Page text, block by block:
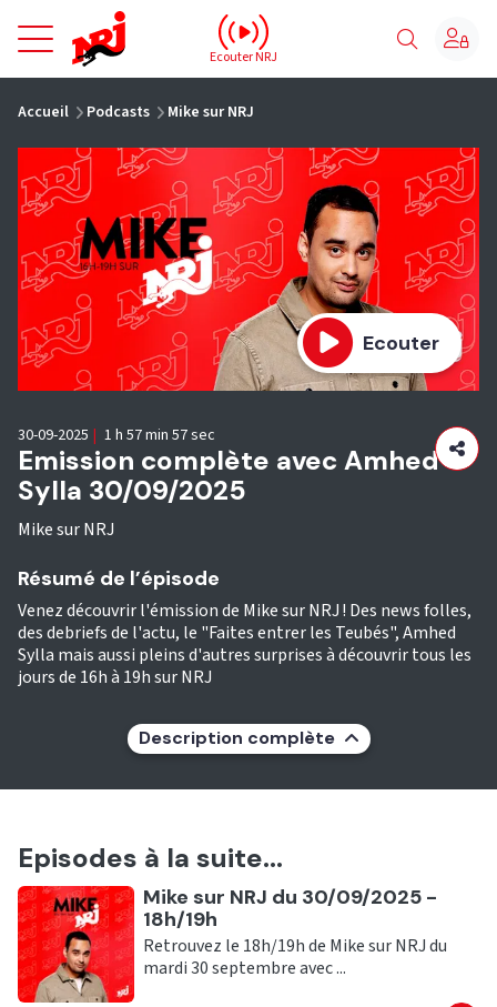
NRJ - Accueil
Ecouter NRJ
Accueil Podcasts Mike sur NRJ
Ecouter
Emission complète avec Amhed
Sylla 30/09/2025
Mike sur NRJ
30-09-2025 | 1 h 57 min 57 sec
Résumé de l’épisode
Venez découvrir l'émission de Mike sur NRJ ! Des news folles,
des debriefs de l'actu, le "Faites entrer les Teubés", Amhed
Sylla mais aussi pleins d'autres surprises à découvrir tous les
jours de 16h à 19h sur NRJ
Description complète
Episodes à la suite...
Ecouter
Mike sur NRJ du 30/09/2025 -
18h/19h
Retrouvez le 18h/19h de Mike sur NRJ du
mardi 30 septembre avec ...